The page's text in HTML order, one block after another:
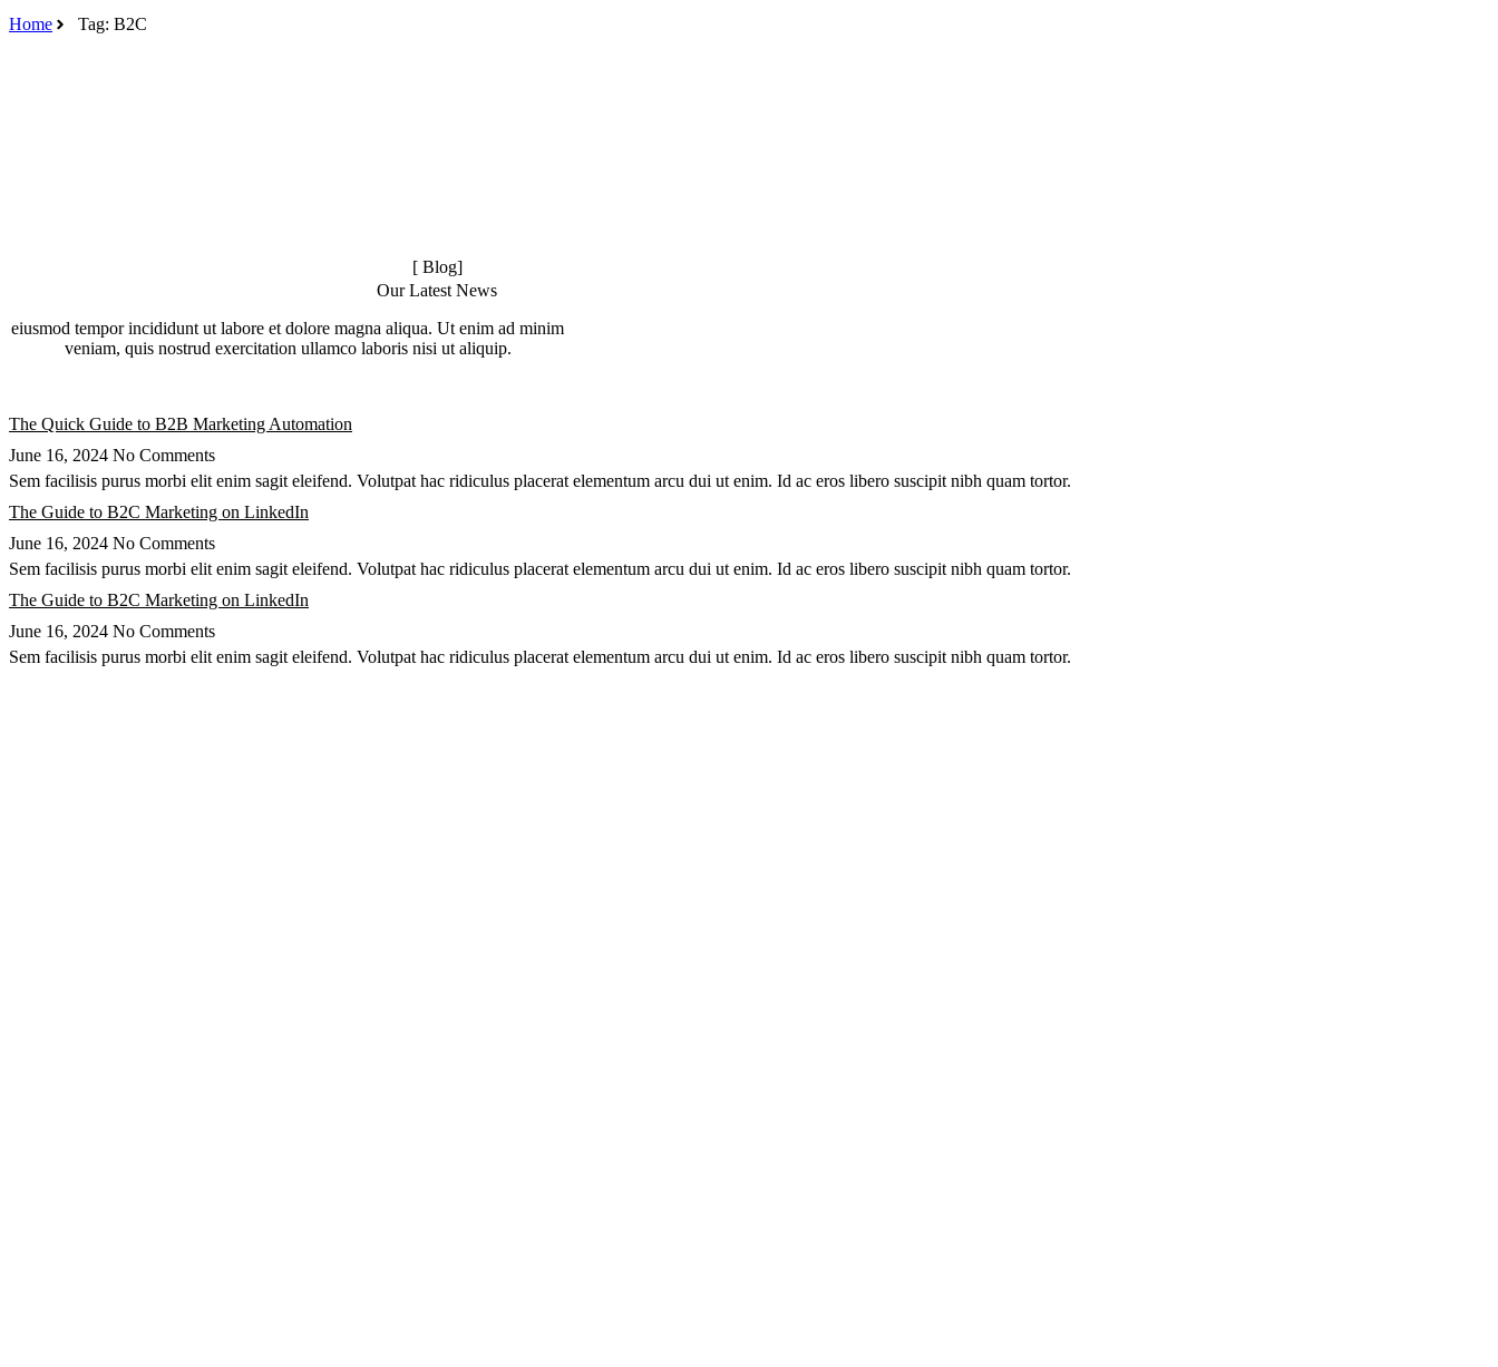
Home
Tag: B2C
[ Blog]
Our Latest News
eiusmod tempor incididunt ut labore et dolore magna aliqua. Ut enim ad minim
veniam, quis nostrud exercitation ullamco laboris nisi ut aliquip.
The Quick Guide to B2B Marketing Automation
June 16, 2024 No Comments
Sem facilisis purus morbi elit enim sagit eleifend. Volutpat hac ridiculus placerat elementum arcu dui ut enim. Id ac eros libero suscipit nibh quam tortor.
The Guide to B2C Marketing on LinkedIn
June 16, 2024 No Comments
Sem facilisis purus morbi elit enim sagit eleifend. Volutpat hac ridiculus placerat elementum arcu dui ut enim. Id ac eros libero suscipit nibh quam tortor.
The Guide to B2C Marketing on LinkedIn
June 16, 2024 No Comments
Sem facilisis purus morbi elit enim sagit eleifend. Volutpat hac ridiculus placerat elementum arcu dui ut enim. Id ac eros libero suscipit nibh quam tortor.